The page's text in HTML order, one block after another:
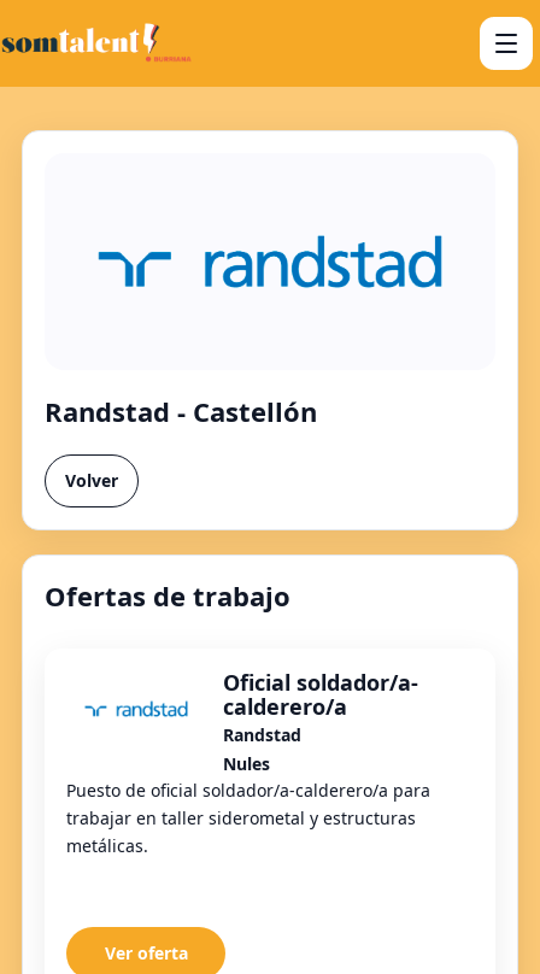
Randstad - Castellón
Volver
Ofertas de trabajo
Oficial soldador/a-
calderero/a
Randstad
Nules
Puesto de oficial soldador/a-calderero/a para
trabajar en taller siderometal y estructuras
metálicas.
Ver oferta